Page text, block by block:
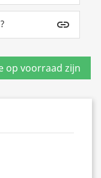
insert_link